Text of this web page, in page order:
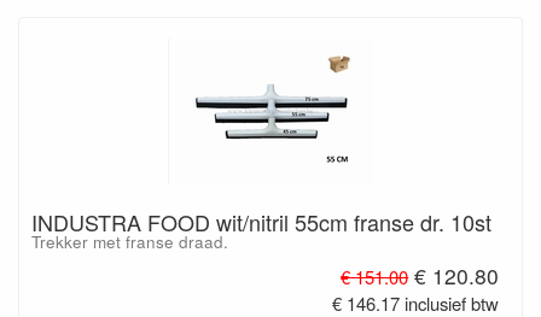
INDUSTRA FOOD wit/nitril 55cm franse dr. 10st
Trekker met franse draad.
€ 151.00 € 120.80
€ 146.17 inclusief btw